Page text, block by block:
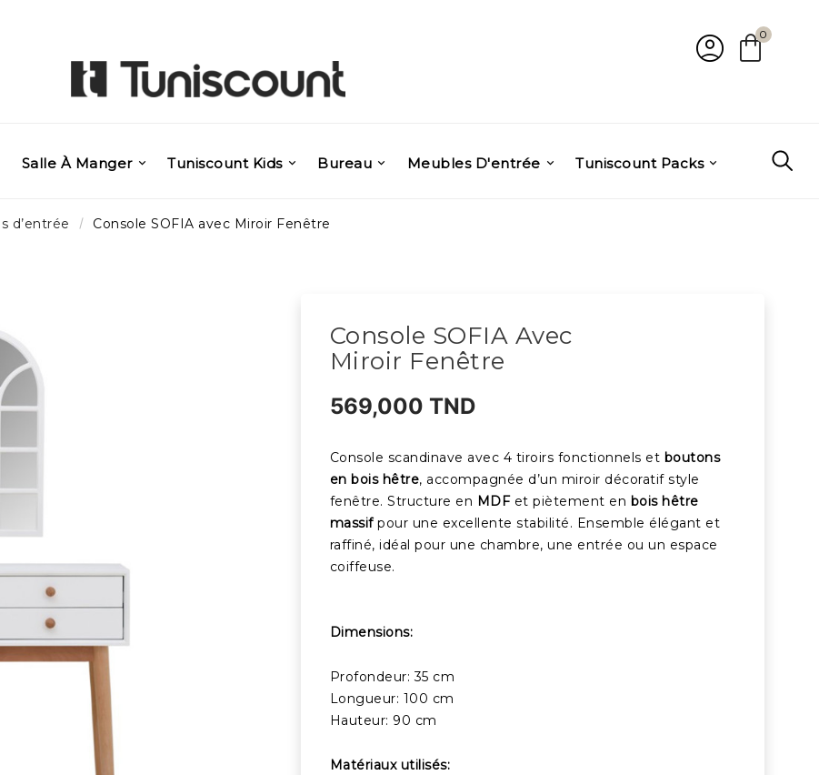
account_circle shopping_bag
0
Salle À Manger Tuniscount Kids Bureau Meubles D'entrée Tuniscount Packs
d’entrée Console SOFIA avec Miroir Fenêtre
Console SOFIA Avec
Miroir Fenêtre
569,000 TND
Console scandinave avec 4 tiroirs fonctionnels et boutons
en bois hêtre, accompagnée d’un miroir décoratif style
fenêtre. Structure en MDFet piètement en bois hêtre
massifpour une excellente stabilité. Ensemble élégant et
raffiné, idéal pour une chambre, une entrée ou un espace
coiffeuse.
Dimensions:
Profondeur: 35 cm
Longueur: 100 cm
Hauteur: 90 cm
Matériaux utilisés: